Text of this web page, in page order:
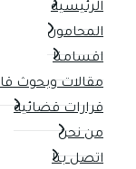
الرئيسية
المحامون
اقسامنا
مقالات وبحوث
قرارات قضائية
من نحن
اتصل بنا